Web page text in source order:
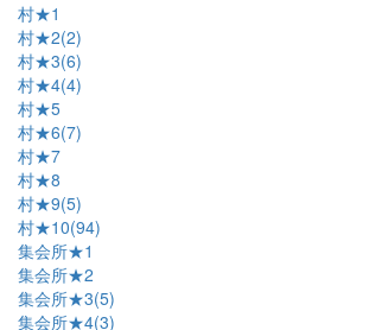
村★1
村★2(2)
村★3(6)
村★4(4)
村★5
村★6(7)
村★7
村★8
村★9(5)
村★10(94)
集会所★1
集会所★2
集会所★3(5)
集会所★4(3)